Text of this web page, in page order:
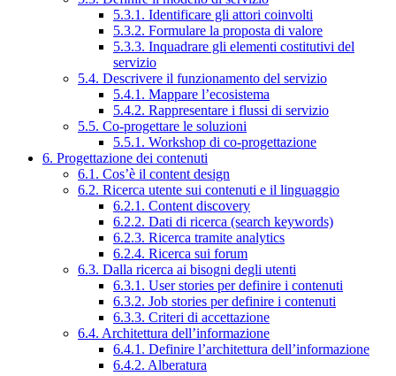
5.3.1. Identificare gli attori coinvolti
5.3.2. Formulare la proposta di valore
5.3.3. Inquadrare gli elementi costitutivi del
servizio
5.4. Descrivere il funzionamento del servizio
5.4.1. Mappare l’ecosistema
5.4.2. Rappresentare i flussi di servizio
5.5. Co-progettare le soluzioni
5.5.1. Workshop di co-progettazione
6. Progettazione dei contenuti
6.1. Cos’è il content design
6.2. Ricerca utente sui contenuti e il linguaggio
6.2.1. Content discovery
6.2.2. Dati di ricerca (search keywords)
6.2.3. Ricerca tramite analytics
6.2.4. Ricerca sui forum
6.3. Dalla ricerca ai bisogni degli utenti
6.3.1. User stories per definire i contenuti
6.3.2. Job stories per definire i contenuti
6.3.3. Criteri di accettazione
6.4. Architettura dell’informazione
6.4.1. Definire l’architettura dell’informazione
6.4.2. Alberatura